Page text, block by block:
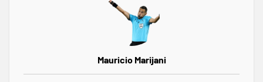
Mauricio Marijani